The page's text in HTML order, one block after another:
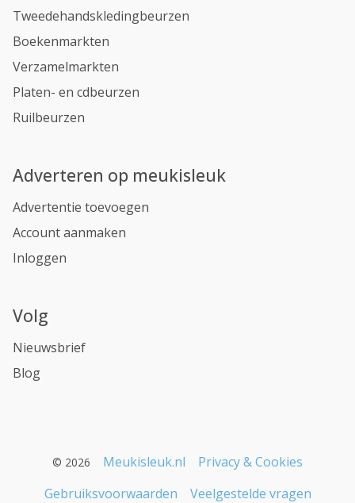
Tweedehandskledingbeurzen
Boekenmarkten
Verzamelmarkten
Platen- en cdbeurzen
Ruilbeurzen
Adverteren op meukisleuk
Advertentie toevoegen
Account aanmaken
Inloggen
Volg
Nieuwsbrief
Blog
© 2026 Meukisleuk.nl
Privacy & Cookies
Gebruiksvoorwaarden
Veelgestelde vragen